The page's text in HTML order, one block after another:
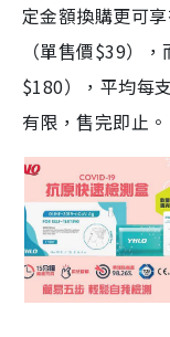
定金額換購更可
（單售價$39）
$180），平均每
有限，售完即止。